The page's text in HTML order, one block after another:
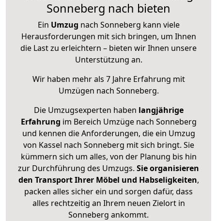
Sonneberg nach bieten
Ein Umzug nach Sonneberg kann viele
Herausforderungen mit sich bringen, um Ihnen
die Last zu erleichtern – bieten wir Ihnen unsere
Unterstützung an.
Wir haben mehr als 7 Jahre Erfahrung mit
Umzügen nach Sonneberg.
Die Umzugsexperten haben langjährige
Erfahrung im Bereich Umzüge nach Sonneberg
und kennen die Anforderungen, die ein Umzug
von Kassel nach Sonneberg mit sich bringt. Sie
kümmern sich um alles, von der Planung bis hin
zur Durchführung des Umzugs. Sie organisieren
den Transport Ihrer Möbel und Habseligkeiten,
packen alles sicher ein und sorgen dafür, dass
alles rechtzeitig an Ihrem neuen Zielort in
Sonneberg ankommt.